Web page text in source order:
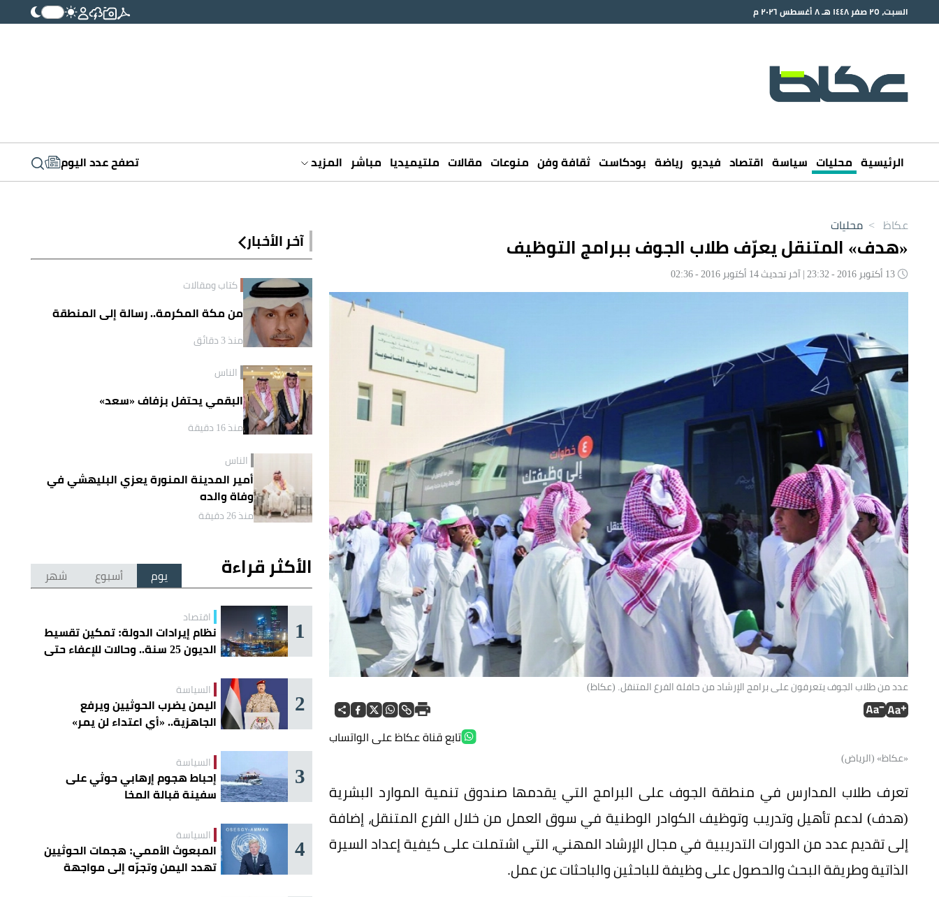
السبت، ٢٥ صفر ١٤٤٨ هـ ٨ أغسطس ٢٠٢٦ م
الرئيسية محليات سياسة اقتصاد فيديو رياضة بودكاست ثقافة وفن منوعات مقالات ملتيميديا مباشر المزيد تصفح عدد اليوم
عكاظ > محليات
«هدف» المتنقل يعرّف طلاب الجوف ببرامج التوظيف
عدد من طلاب الجوف يتعرفون على برامج الإرشاد من حافلة الفرع المتنقل. (عكاظ)
تابع قناة عكاظ على الواتساب
«عكاظ» (الرياض)
تعرف طلاب المدارس في منطقة الجوف على البرامج التي يقدمها صندوق تنمية الموارد البشرية
(هدف) لدعم تأهيل وتدريب وتوظيف الكوادر الوطنية في سوق العمل من خلال الفرع المتنقل، إضافة
إلى تقديم عدد من الدورات التدريبية في مجال الإرشاد المهني، التي اشتملت على كيفية إعداد السيرة
الذاتية وطريقة البحث والحصول على وظيفة للباحثين والباحثات عن عمل.
آخر الأخبار
كتاب ومقالات
من مكة المكرمة.. رسالة إلى المنطقة
منذ 3 دقائق
الناس
البقمي يحتفل بزفاف «سعد»
منذ 16 دقيقة
الناس
أمير المدينة المنورة يعزي البليهشي في
وفاة والده
منذ 26 دقيقة
الأكثر قراءة يوم أسبوع شهر
1 اقتصاد
نظام إيرادات الدولة: تمكين تقسيط
الديون 25 سنة.. وحالات للإعفاء حتى
2 السياسة
اليمن يضرب الحوثيين ويرفع
الجاهزية.. «أي اعتداء لن يمر»
3 السياسة
إحباط هجوم إرهابي حوثي على
سفينة قبالة المخا
4 السياسة
المبعوث الأممي: هجمات الحوثيين
تهدد اليمن وتجرّه إلى مواجهة